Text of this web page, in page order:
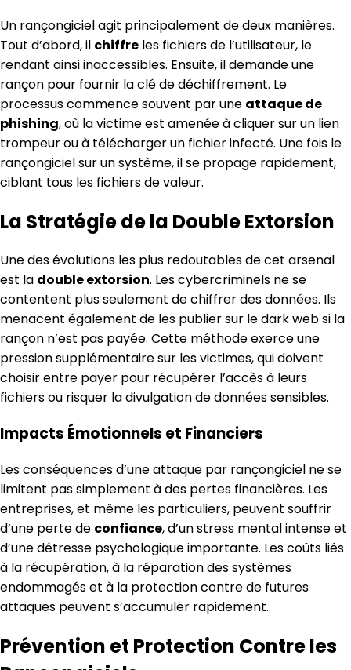
Un rançongiciel agit principalement de deux manières.
Tout d’abord, il chiffre les fichiers de l’utilisateur, le
rendant ainsi inaccessibles. Ensuite, il demande une
rançon pour fournir la clé de déchiffrement. Le
processus commence souvent par une attaque de
phishing, où la victime est amenée à cliquer sur un lien
trompeur ou à télécharger un fichier infecté. Une fois le
rançongiciel sur un système, il se propage rapidement,
ciblant tous les fichiers de valeur.
La Stratégie de la Double Extorsion
Une des évolutions les plus redoutables de cet arsenal
est la double extorsion. Les cybercriminels ne se
contentent plus seulement de chiffrer des données. Ils
menacent également de les publier sur le dark web si la
rançon n’est pas payée. Cette méthode exerce une
pression supplémentaire sur les victimes, qui doivent
choisir entre payer pour récupérer l’accès à leurs
fichiers ou risquer la divulgation de données sensibles.
Impacts Émotionnels et Financiers
Les conséquences d’une attaque par rançongiciel ne se
limitent pas simplement à des pertes financières. Les
entreprises, et même les particuliers, peuvent souffrir
d’une perte de confiance, d’un stress mental intense et
d’une détresse psychologique importante. Les coûts liés
à la récupération, à la réparation des systèmes
endommagés et à la protection contre de futures
attaques peuvent s’accumuler rapidement.
Prévention et Protection Contre les